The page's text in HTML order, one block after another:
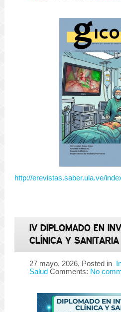
"El médico que no entiende de
http://erevistas.saber.ula.ve/
IV DIPLOMADO EN
CLÍNICA Y SANITARIA
27 mayo, 2026, Posted in
Salud Comments: No